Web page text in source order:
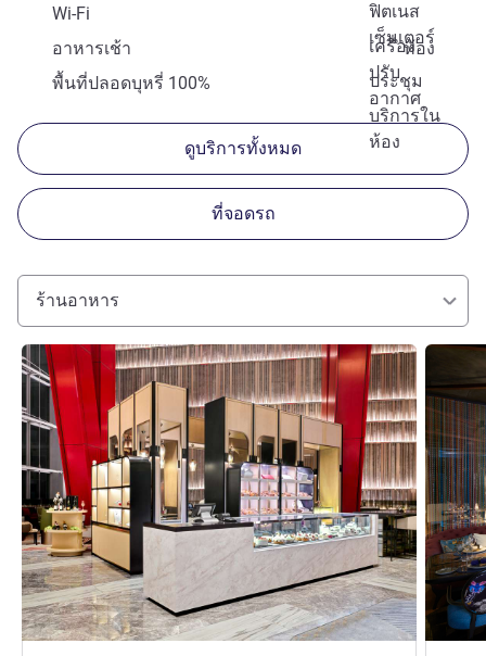
ฟิตเนส
เซ็นเตอร์
Wi-Fi
เครื่อง
ปรับ
อากาศ
อาหารเช้า
ห้อง
ประชุม
พื้นที่ปลอดบุหรี่ 100%
บริการใน
ห้อง
ดูบริการทั้งหมด
ที่จอดรถ
ร้านอาหาร
ดูรายละเอียด ดูรายละ